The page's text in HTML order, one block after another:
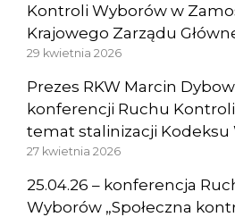
Kontroli Wyborów w
Krajowego Zarządu
29 kwietnia 2026
Prezes RKW Marcin
konferencji Ruchu
temat stalinizacji Kodeksu
27 kwietnia 2026
25.04.26 – konferencja
Wyborów „Społeczna